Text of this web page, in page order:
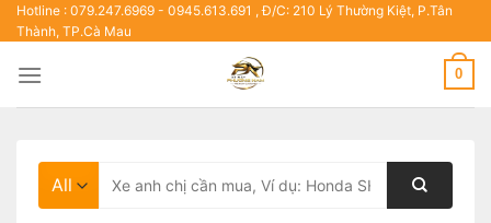
Skip
to
content
Hotline : 079.247.6969 - 0945.613.691 , Đ/C: 210 Lý Thường Kiệt, P.Tân
Thành, TP.Cà Mau
0